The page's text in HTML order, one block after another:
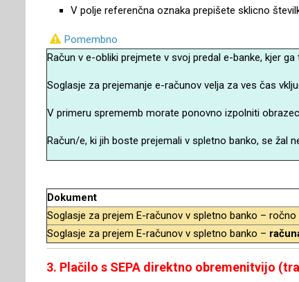
V polje referenčna oznaka prepišete sklicno
Pomembno
Račun v e-obliki prejmete v svoj predal e-banke, kjer
Soglasje za prejemanje e-računov velja za ves čas
V primeru sprememb morate ponovno izpolniti
Račun/e, ki jih boste prejemali v spletno banko, se žal
Dokument
Soglasje za prejem E-računov v spletno banko – ročno
Soglasje za prejem E-računov v spletno banko –
3. Plačilo s SEPA direktno obremenitvijo